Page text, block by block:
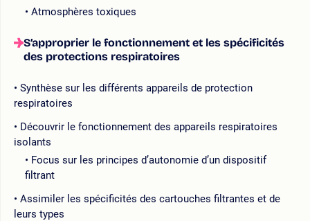
Atmosphères toxiques
S’approprier le fonctionnement et les spécificités
des protections respiratoires
Synthèse sur les différents appareils de protection
respiratoires
Découvrir le fonctionnement des appareils respiratoires
isolants
Focus sur les principes d’autonomie d’un dispositif
filtrant
Assimiler les spécificités des cartouches filtrantes et de
leurs types